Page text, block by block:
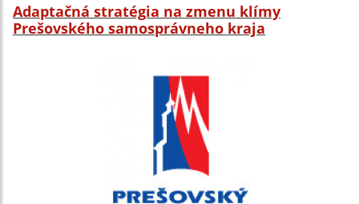
Adaptačná stratégia na zmenu klímy
Prešovského samosprávneho kraja